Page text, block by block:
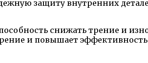
защиту внутренних
снижать трение и
и повышает эффективность